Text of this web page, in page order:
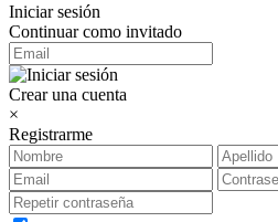
Iniciar sesión
Continuar como invitado
Crear una cuenta
×
Registrarme